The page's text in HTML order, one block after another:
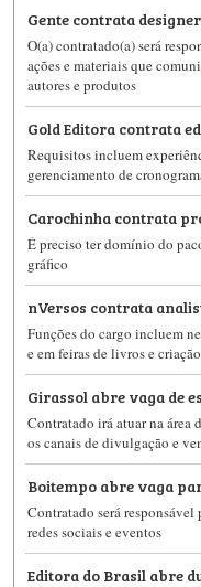
Gente contrata
O(a) contratado(a) será
ações e materiais que
autores e produtos
Gold Editora contrata
Requisitos incluem
gerenciamento de
Carochinha contrata
É preciso ter domínio do
gráfico
nVersos contrata
Funções do cargo incluem
e em feiras de livros e
Girassol abre vaga de
Contratado irá atuar na área
os canais de divulgação e
Boitempo abre vaga
Contratado será
redes sociais e eventos
Editora do Brasil abre